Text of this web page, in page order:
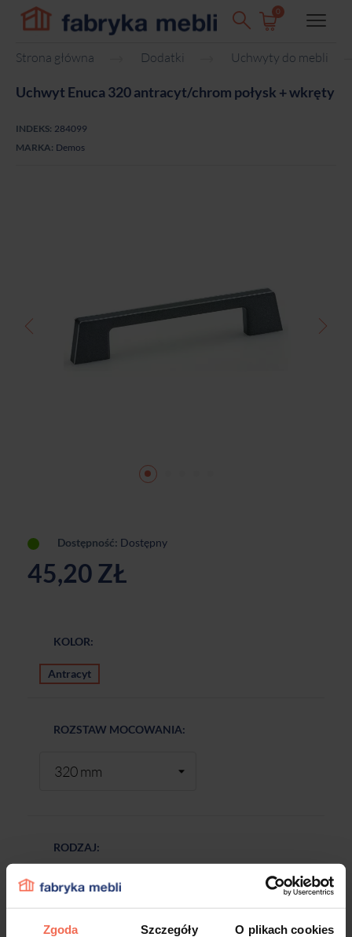
Zgoda Szczegóły O plikach cookies
0
Strona główna Dodatki Uchwyty do mebli
Uchwyt Enuca 320 antracyt/chrom połysk + wkręty
INDEKS: 284099
MARKA: Demos
Dostępność: Dostępny
45,20 ZŁ
KOLOR:
Antracyt
ROZSTAW MOCOWANIA:
RODZAJ: